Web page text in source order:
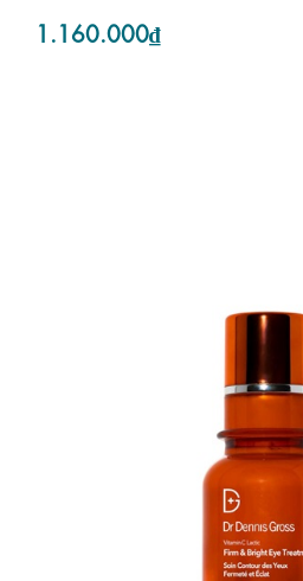
1.160.000₫